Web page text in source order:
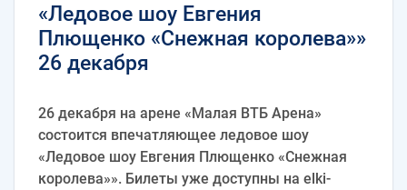
«Ледовое шоу Евгения
Плющенко «Снежная королева»»
26 декабря
26 декабря на арене «Малая ВТБ Арена»
состоится впечатляющее ледовое шоу
«Ледовое шоу Евгения Плющенко «Снежная
королева»». Билеты уже доступны на elki-